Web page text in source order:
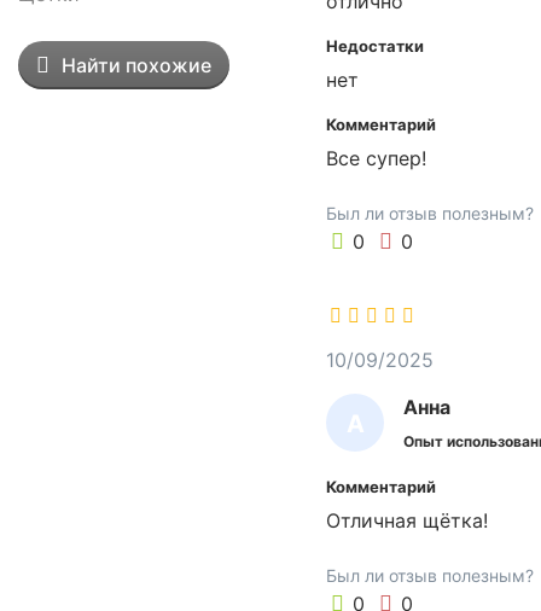
и
е
н
Найти похожие
Недостатки
нет
Комментарий
Все супер!
Был ли отзыв полезным?
0 0
А
Н
Н
А
Анна
Опыт
10/09/2025
Комментарий
Отличная щётка!
Был ли отзыв полезным?
0 0